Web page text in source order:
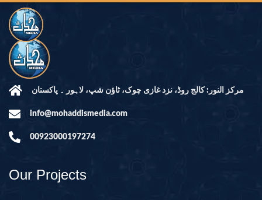
مرکز النور: کالج روڈ، نزد غازی چوک، ٹاؤن شپ، لاہور ۔ پاکستان
info@mohaddismedia.com
00923000197274
Our Projects